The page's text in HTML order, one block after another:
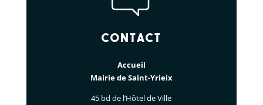
Contact
Accueil
Mairie de Saint-Yrieix
45 bd de l’Hôtel de Ville